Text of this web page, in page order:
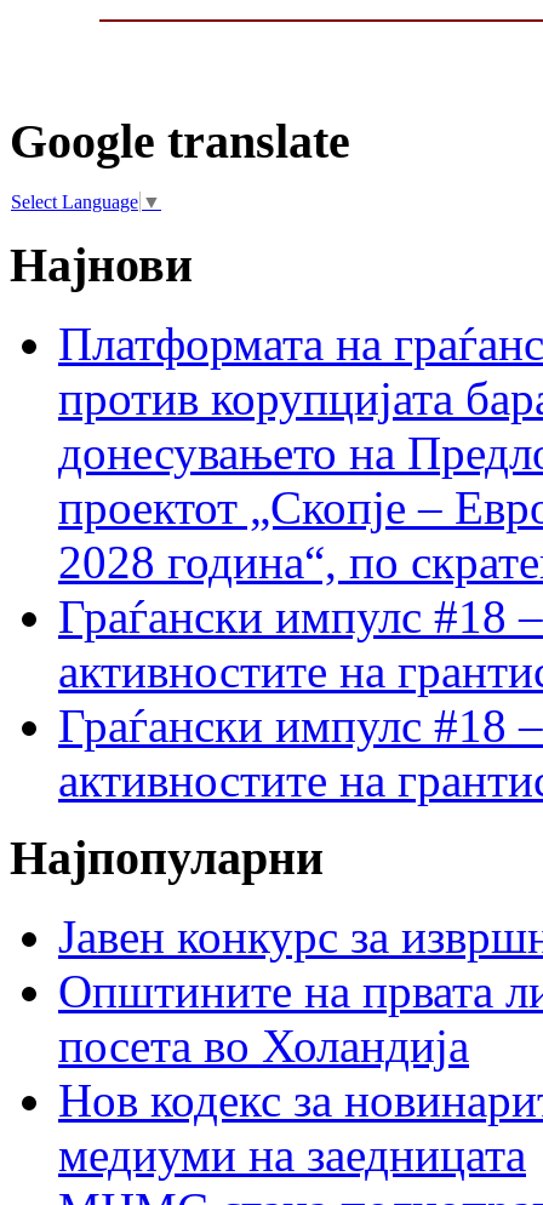
Google translate
Select Language ▼
Најнови
Платформата на
против корупцијата
донесувањето на
проектот „Скопје –
2028 година“, по
Граѓански импулс #18
активностите на
Граѓански импулс #18
активностите на
Најпопуларни
Јавен конкурс за
Општините на првата
посета во Холандија
Нов кодекс за
медиуми на заедницата